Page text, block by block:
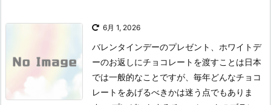
6月 1, 2026
バレンタインデーのプレゼント、ホワイトデ
ーのお返しにチョコレートを渡すことは日本
では一般的なことですが、毎年どんなチョコ
レートをあげるべきかは迷う点でもありま